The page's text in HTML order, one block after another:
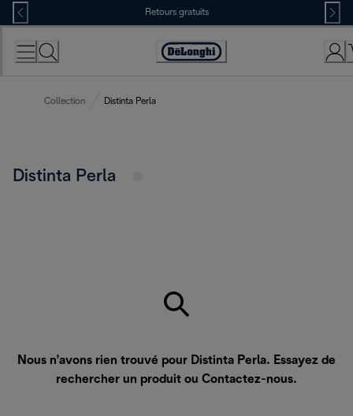
Skip
to
Content
Retours gratuits
Déclaration
Collection Distinta Perla
Distinta Perla
Nous n’avons rien trouvé pour Distinta Perla. Essayez de
rechercher un produit ou Contactez-nous.